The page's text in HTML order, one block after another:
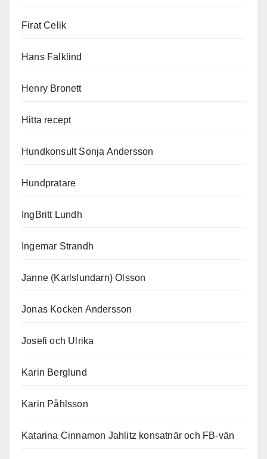
Firat Celik
Hans Falklind
Henry Bronett
Hitta recept
Hundkonsult Sonja Andersson
Hundpratare
IngBritt Lundh
Ingemar Strandh
Janne (Karlslundarn) Olsson
Jonas Kocken Andersson
Josefi och Ulrika
Karin Berglund
Karin Påhlsson
Katarina Cinnamon Jahlitz konsatnär och FB-vän